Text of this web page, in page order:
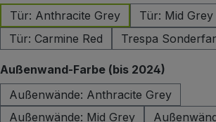
Tür: Anthracite Grey
Tür: Mid Grey
Tür: Carmine Red
Trespa
Außenwand-Farbe (bis 2024)
Außenwände: Anthracite Grey
Außenwände: Mid Grey